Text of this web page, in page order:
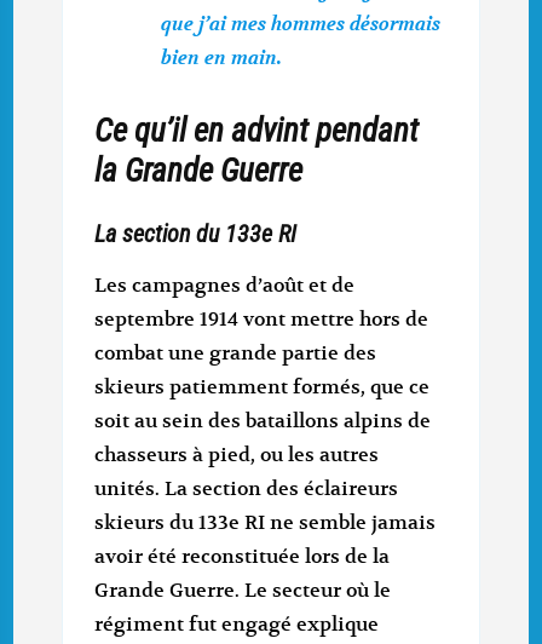
que j’ai mes hommes désormais
bien en main.
Ce qu’il en advint pendant
la Grande Guerre
La section du 133e RI
Les campagnes d’août et de
septembre 1914 vont mettre hors de
combat une grande partie des
skieurs patiemment formés, que ce
soit au sein des bataillons alpins de
chasseurs à pied, ou les autres
unités. La section des éclaireurs
skieurs du 133e RI ne semble jamais
avoir été reconstituée lors de la
Grande Guerre. Le secteur où le
régiment fut engagé explique